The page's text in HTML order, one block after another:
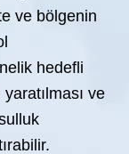
ve bölgenin
hedefli
ve